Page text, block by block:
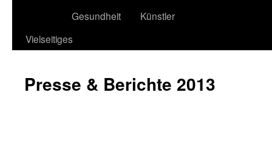
springen
Gesundheit
Künstler
Vielseitiges
Presse & Berichte 2013